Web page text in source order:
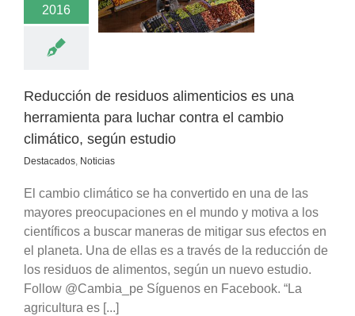
2016
climático,
estudio
Noticias
Reducción de residuos alimenticios es una
herramienta para luchar contra el cambio
climático, según estudio
Destacados, Noticias
El cambio climático se ha convertido en una de las
mayores preocupaciones en el mundo y motiva a los
científicos a buscar maneras de mitigar sus efectos en
el planeta. Una de ellas es a través de la reducción de
los residuos de alimentos, según un nuevo estudio.
Follow @Cambia_pe Síguenos en Facebook. “La
agricultura es [...]